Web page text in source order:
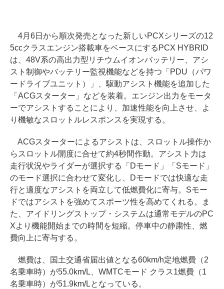
4月6日から順次発売となった新しいPCXシリーズの12
5ccクラスエンジン搭載車をベースにするPCX HYBRID
は、48V系の高出力型リチウムイオンバッテリー、アシ
スト制御やバッテリー監視機能などを持つ「PDU（パワ
ードライブユニット）」、駆動アシスト機能を追加した
「ACGスターター」などを装着。エンジン出力をモータ
ーでアシストすることにより、加速性能を向上させ、よ
り機敏なスロットルレスポンスを実現する。
ACGスターターによるアシストは、スロットル操作か
らスロットル開度に合せて約4秒間作動。アシスト力は
走行状況やライダーが選択する「Dモード」「Sモード」
のモード選択に合わせて変化し、Dモードでは快適な走
行と適度なアシストを両立して低燃費化に寄与。Sモー
ドではアシストを強めてスポーツ性を高めてくれる。ま
た、アイドリングストップ・システムは通常モデルのPC
Xより機能開始までの時間を短縮。停車中の静粛性、燃
費向上に寄与する。
燃費は、国土交通省届出値となる60km/h定地燃費（2
名乗車時）が55.0km/L、WMTCモード クラス1燃費（1
名乗車時）が51.9km/Lとなっている。